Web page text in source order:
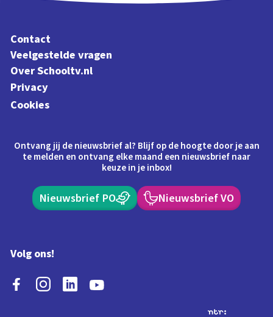
Contact
Veelgestelde vragen
Over Schooltv.nl
Privacy
Cookies
Ontvang jij de nieuwsbrief al? Blijf op de hoogte door je aan
te melden en ontvang elke maand een nieuwsbrief naar
keuze in je inbox!
Nieuwsbrief PO Nieuwsbrief VO
Volg ons!